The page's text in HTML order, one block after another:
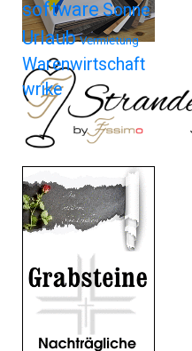
softwareSonne
Urlaub Vermietung
Warenwirtschaft
wrike